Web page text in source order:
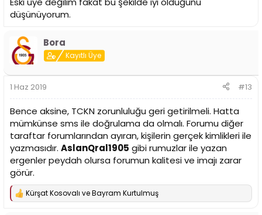
düşünüyorum.
Bora
Kayıtlı Üye
1 Haz 2019 #13
Bence aksine, TCKN zorunluluğu geri getirilmeli. Hatta
mümkünse sms ile doğrulama da olmalı. Forumu diğer
taraftar forumlarından ayıran, kişilerin gerçek kimlikleri ile
yazmasıdır. AslanQral1905 gibi rumuzlar ile yazan
ergenler peydah olursa forumun kalitesi ve imajı zarar
görür.
T
Kürşat Kosovalı veBayram Kurtulmuş